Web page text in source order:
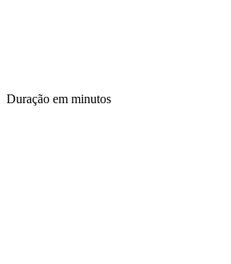
Duração em minutos